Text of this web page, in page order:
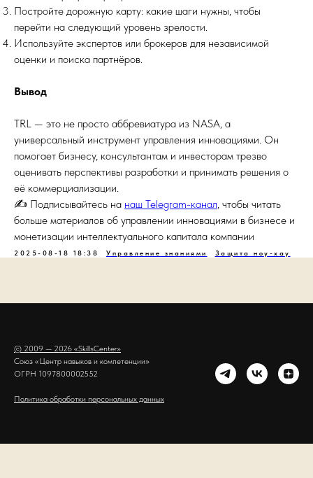
Постройте дорожную карту: какие шаги нужны, чтобы
перейти на следующий уровень зрелости.
Используйте экспертов или брокеров для независимой
оценки и поиска партнёров.
Вывод
TRL — это не просто аббревиатура из NASA, а
универсальный инструмент управления инновациями. Он
помогает бизнесу, консультантам и инвесторам трезво
оценивать перспективы разработки и принимать решения о
её коммерциализации.
✍️ Подписывайтесь на наш Telegram-канал, чтобы читать
больше материалов об управлении инновациями в бизнесе и
монетизации интеллектуального капитала компании
2025-08-18 18:38 Управление знаниями Защита ноу-хау
© 2009 — 2026 «SkillsCenter»
Союз «Центр навыков и компетенции»
ОГРН 1097800002552
Политика обработки персональных данных